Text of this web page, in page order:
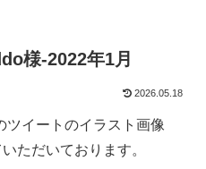
様-2022年1月
2026.05.18
ツイートのイラスト画像
ただいております。